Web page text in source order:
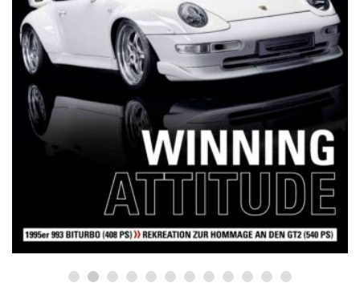
NETZWERKEINS GO! // ONLINE-STORE BY WERK1
12 Jahre werk1® sports | cars |
culture: Bestellen Sie jetzt die
neue Sommerausgabe 01 | 2025
(erscheint am 1. Juli 2025) online
auf netzwerkeins | GO!
23. Juni 2025